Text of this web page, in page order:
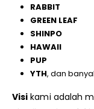
RABBIT
GREEN LEAF
SHINPO
HAWAII
PUP
YTH, dan
Visi kami adalah